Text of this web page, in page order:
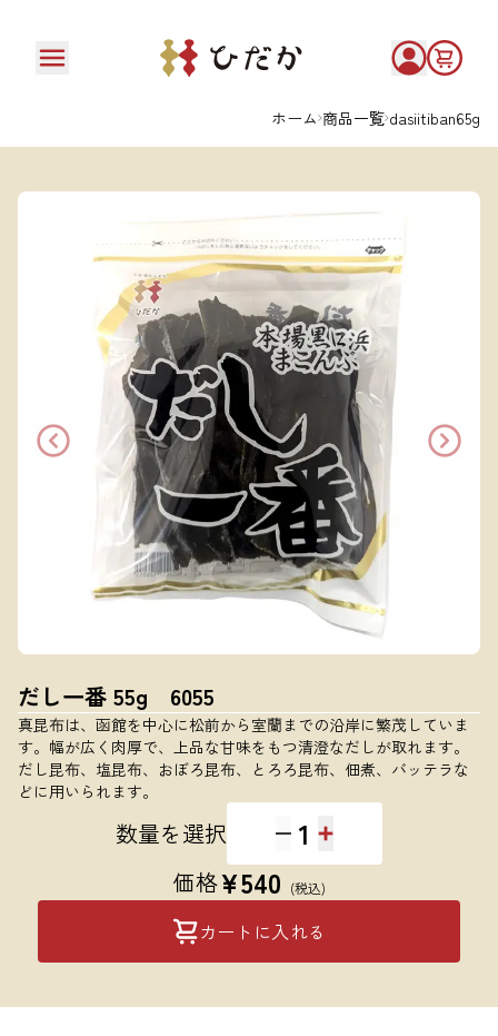
ホーム 商品一覧 dasiitiban65g
だし一番 55g 6055
真昆布は、函館を中心に松前から室蘭までの沿岸に繁茂していま
す。幅が広く肉厚で、上品な甘味をもつ清澄なだしが取れます。
だし昆布、塩昆布、おぼろ昆布、とろろ昆布、佃煮、バッテラな
どに用いられます。
数量を選択 1
価格¥540 (税込)
カートに入れる